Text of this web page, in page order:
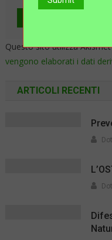
Questo sito utilizza
vengono elaborati i dati
ARTICOLI RECENTI